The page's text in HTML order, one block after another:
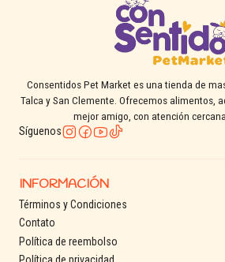
Consentidos Pet Market es una tienda de
Talca y San Clemente. Ofrecemos alimentos,
mejor amigo, con atención
Síguenos
INFORMACIÓN
Términos y Condiciones
Contato
Política de reembolso